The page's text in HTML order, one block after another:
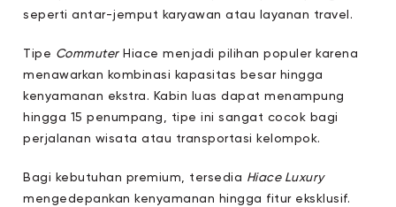
seperti antar-jemput karyawan atau layanan travel.
Tipe CommuterHiace menjadi pilihan populer karena
menawarkan kombinasi kapasitas besar hingga
kenyamanan ekstra. Kabin luas dapat menampung
hingga 15 penumpang, tipe ini sangat cocok bagi
perjalanan wisata atau transportasi kelompok.
Bagi kebutuhan premium, tersedia Hiace Luxury
mengedepankan kenyamanan hingga fitur eksklusif.